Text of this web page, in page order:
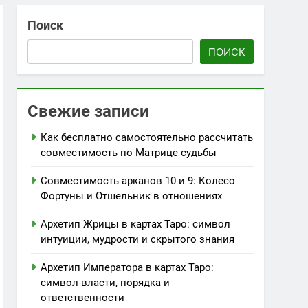
мудрости
поиска
Поиск
ПОИСК
Свежие записи
Как бесплатно самостоятельно рассчитать
совместимость по Матрице судьбы
Совместимость арканов 10 и 9: Колесо
Фортуны и Отшельник в отношениях
Архетип Жрицы в картах Таро: символ
интуиции, мудрости и скрытого знания
Архетип Императора в картах Таро:
символ власти, порядка и
ответственности